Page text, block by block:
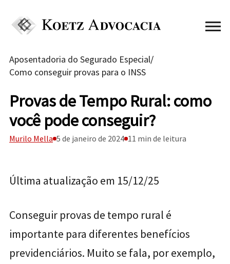
Aposentadoria do Segurado Especial/
Como conseguir provas para o INSS
Provas de Tempo Rural: como
você pode conseguir?
Murilo Mella 5 de janeiro de 2024 11 min de leitura
Última atualização em 15/12/25
Conseguir provas de tempo rural é
importante para diferentes benefícios
previdenciários. Muito se fala, por exemplo,